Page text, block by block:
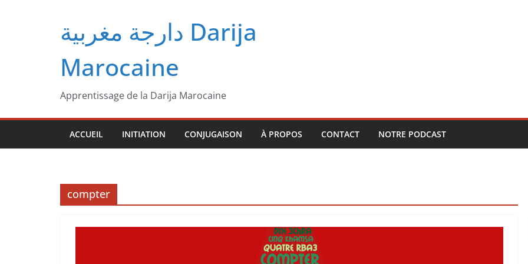
دارجة مغربية‎ Darija
Marocaine
Apprentissage de la Darija Marocaine
ACCUEIL INITIATION CONJUGAISON À PROPOS CONTACT NOTRE PODCAST
compter